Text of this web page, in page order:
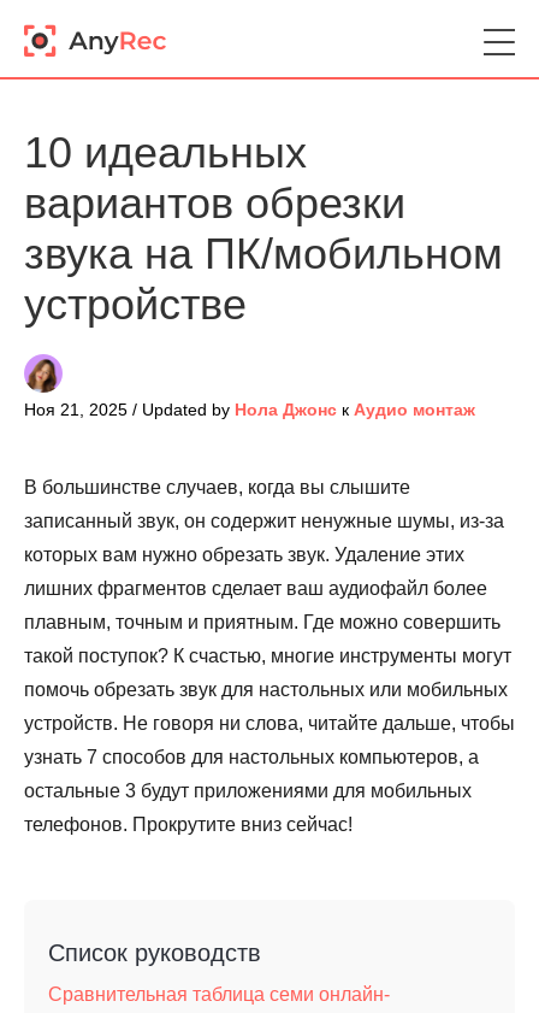
10 идеальных
вариантов обрезки
звука на ПК/мобильном
устройстве
Ноя 21, 2025 / Updated by Нола Джонс к Аудио монтаж
В большинстве случаев, когда вы слышите
записанный звук, он содержит ненужные шумы, из-за
которых вам нужно обрезать звук. Удаление этих
лишних фрагментов сделает ваш аудиофайл более
плавным, точным и приятным. Где можно совершить
такой поступок? К счастью, многие инструменты могут
помочь обрезать звук для настольных или мобильных
устройств. Не говоря ни слова, читайте дальше, чтобы
узнать 7 способов для настольных компьютеров, а
остальные 3 будут приложениями для мобильных
телефонов. Прокрутите вниз сейчас!
Список руководств
Сравнительная таблица семи онлайн-